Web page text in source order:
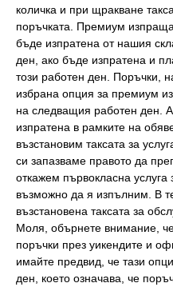
количка и при щракване
поръчката. Премиум
бъде изпратена от нашия
ден, ако бъде изпратена и
този работен ден. Поръчки,
избрана опция за премиум
на следващия работен ден.
изпратена в рамките на
възстановим таксата за
си запазваме правото да
откажем първокласна
възможно да я изпълним. В
възстановена таксата за
Моля, обърнете внимание,
поръчки през уикендите и
имайте предвид, че тази
ден, което означава, че